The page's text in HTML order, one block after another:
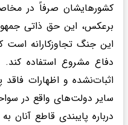
کشورهایشان صرفاً در
برعکس، این حق ذاتی
این جنگ تجاوزکارانه است
دفاع مشروع استفاده کند.
اثبات‌نشده و اظهارات
سایر دولت‌های واقع در
درباره پایبندی قاطع آنان